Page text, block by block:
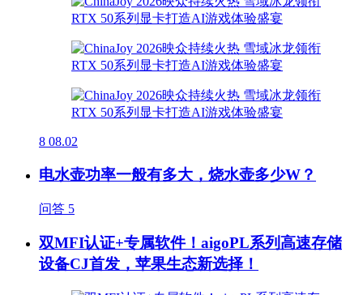
8 08.02
电水壶功率一般有多大，烧水壶多少W？
问答 5
双MFI认证+专属软件！aigoPL系列高速存储
设备CJ首发，苹果生态新选择！